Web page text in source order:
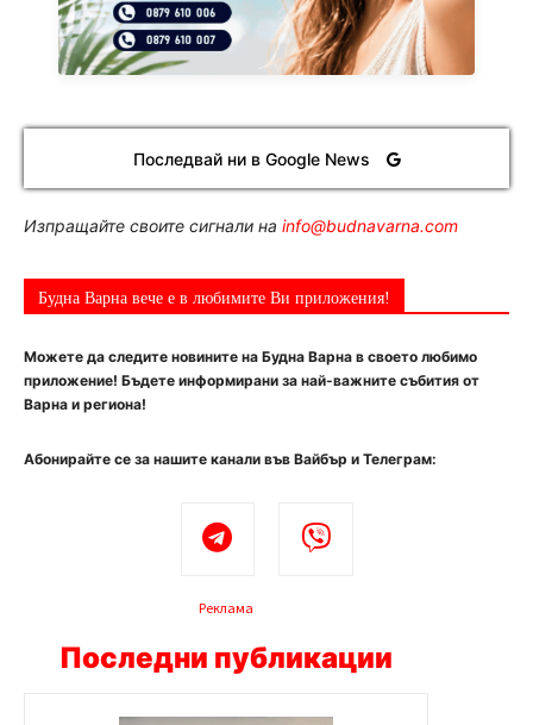
Последвай ни в Google News
Изпращайте своите сигнали на info@budnavarna.com
Будна Варна вече е в любимите Ви приложения!
Можете да следите новините на Будна Варна в своето любимо
приложение! Бъдете информирани за най-важните събития от
Варна и региона!
Абонирайте се за нашите канали във Вайбър и Телеграм:
Реклама
Последни публикации